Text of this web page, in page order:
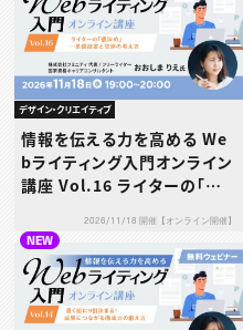
デザイン・クリエイティブ
情報を伝える力を高める We
bライティング入門オンライン
講座 Vol.16 ライターの「値
え方
2026/11/18 開催【オンライン開催】
NEW